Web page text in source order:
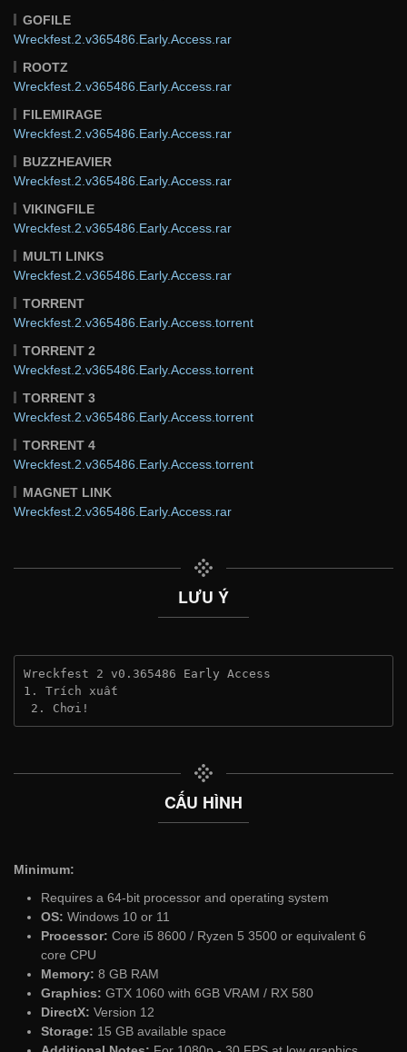
GOFILE
Wreckfest.2.v365486.Early.Access.rar
ROOTZ
Wreckfest.2.v365486.Early.Access.rar
FILEMIRAGE
Wreckfest.2.v365486.Early.Access.rar
BUZZHEAVIER
Wreckfest.2.v365486.Early.Access.rar
VIKINGFILE
Wreckfest.2.v365486.Early.Access.rar
MULTI LINKS
Wreckfest.2.v365486.Early.Access.rar
TORRENT
Wreckfest.2.v365486.Early.Access.torrent
TORRENT 2
Wreckfest.2.v365486.Early.Access.torrent
TORRENT 3
Wreckfest.2.v365486.Early.Access.torrent
TORRENT 4
Wreckfest.2.v365486.Early.Access.torrent
MAGNET LINK
Wreckfest.2.v365486.Early.Access.rar
LƯU Ý
Wreckfest 2 v0.365486 Early Access
1. Trích xuất
2. Chơi!
CẤU HÌNH
Minimum:
Requires a 64-bit processor and operating system
OS: Windows 10 or 11
Processor: Core i5 8600 / Ryzen 5 3500 or equivalent 6
core CPU
Memory: 8 GB RAM
Graphics: GTX 1060 with 6GB VRAM / RX 580
DirectX: Version 12
Storage: 15 GB available space